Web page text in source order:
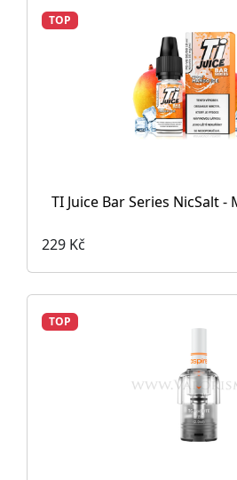
TOP
TI Juice Bar Series NicSalt -
229 Kč
TOP